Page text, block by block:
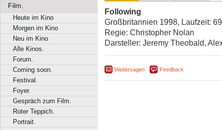
Film.
Heute im Kino
Morgen im Kino
Neu im Kino
Alle Kinos.
Forum.
Coming soon.
Festival.
Foyer.
Gespräch zum Film.
Roter Teppich.
Portrait.
Following
Großbritannien 1998, Laufzeit:
Regie: Christopher Nolan
Darsteller: Jeremy Theobald,
Weitersagen Feedback